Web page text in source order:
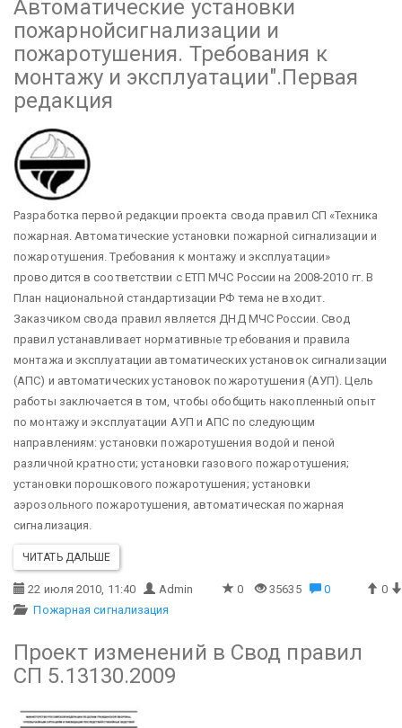
Автоматические установки
пожарнойсигнализации и
пожаротушения. Требования к
монтажу и эксплуатации".Первая
редакция
Разработка первой редакции проекта свода правил СП «Техника
пожарная. Автоматические установки пожарной сигнализации и
пожаротушения. Требования к монтажу и эксплуатации»
проводится в соответствии с ЕТП МЧС России на 2008-2010 гг. В
План национальной стандартизации РФ тема не входит.
Заказчиком свода правил является ДНД МЧС России. Свод
правил устанавливает нормативные требования и правила
монтажа и эксплуатации автоматических установок сигнализации
(АПС) и автоматических установок пожаротушения (АУП). Цель
работы заключается в том, чтобы обобщить накопленный опыт
по монтажу и эксплуатации АУП и АПС по следующим
направлениям: установки пожаротушения водой и пеной
различной кратности; установки газового пожаротушения;
установки порошкового пожаротушения; установки
аэрозольного пожаротушения, автоматическая пожарная
сигнализация.
ЧИТАТЬ ДАЛЬШЕ
22 июля 2010, 11:40 Admin 0 35635 0
0
Пожарная сигнализация
Проект изменений в Свод правил
СП 5.13130.2009